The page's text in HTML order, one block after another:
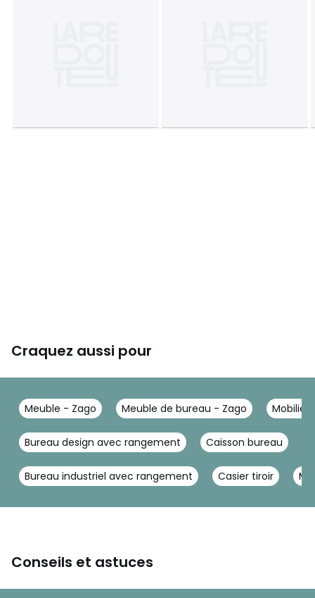
Craquez aussi pour
Meuble - Zago Meuble de bureau - Zago Mobilier
Bureau design avec rangement Caisson bureau
Bureau industriel avec rangement Casier tiroir
Conseils et astuces